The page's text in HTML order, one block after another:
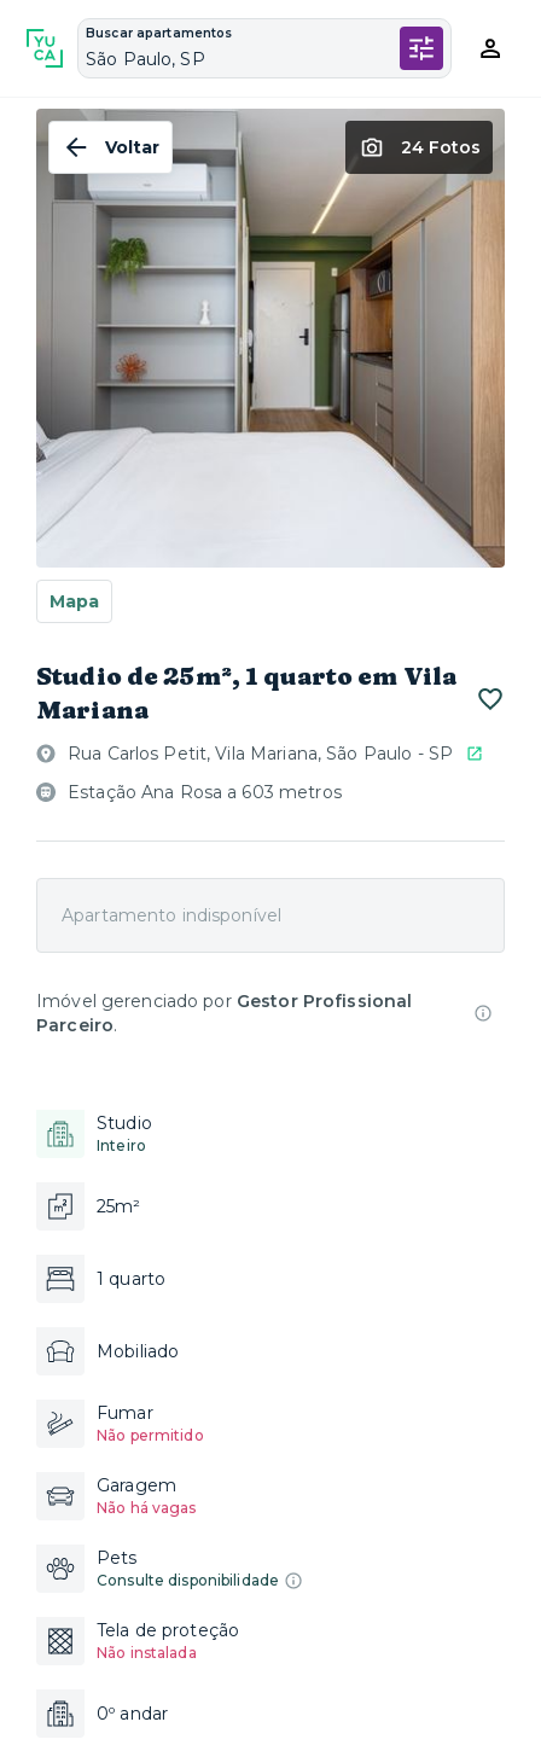
Buscar apartamentos
São Paulo, SP
Voltar 24 Fotos
Mapa
Studio de 25m², 1 quarto em Vila
Mariana
Rua Carlos Petit, Vila Mariana, São Paulo - SP
Estação Ana Rosa a 603 metros
Apartamento indisponível
Imóvel gerenciado por Gestor Profissional
Parceiro.
Studio
Inteiro
25m²
1 quarto
Mobiliado
Fumar
Não permitido
Garagem
Não há vagas
Pets
Consulte disponibilidade
Tela de proteção
Não instalada
0º andar